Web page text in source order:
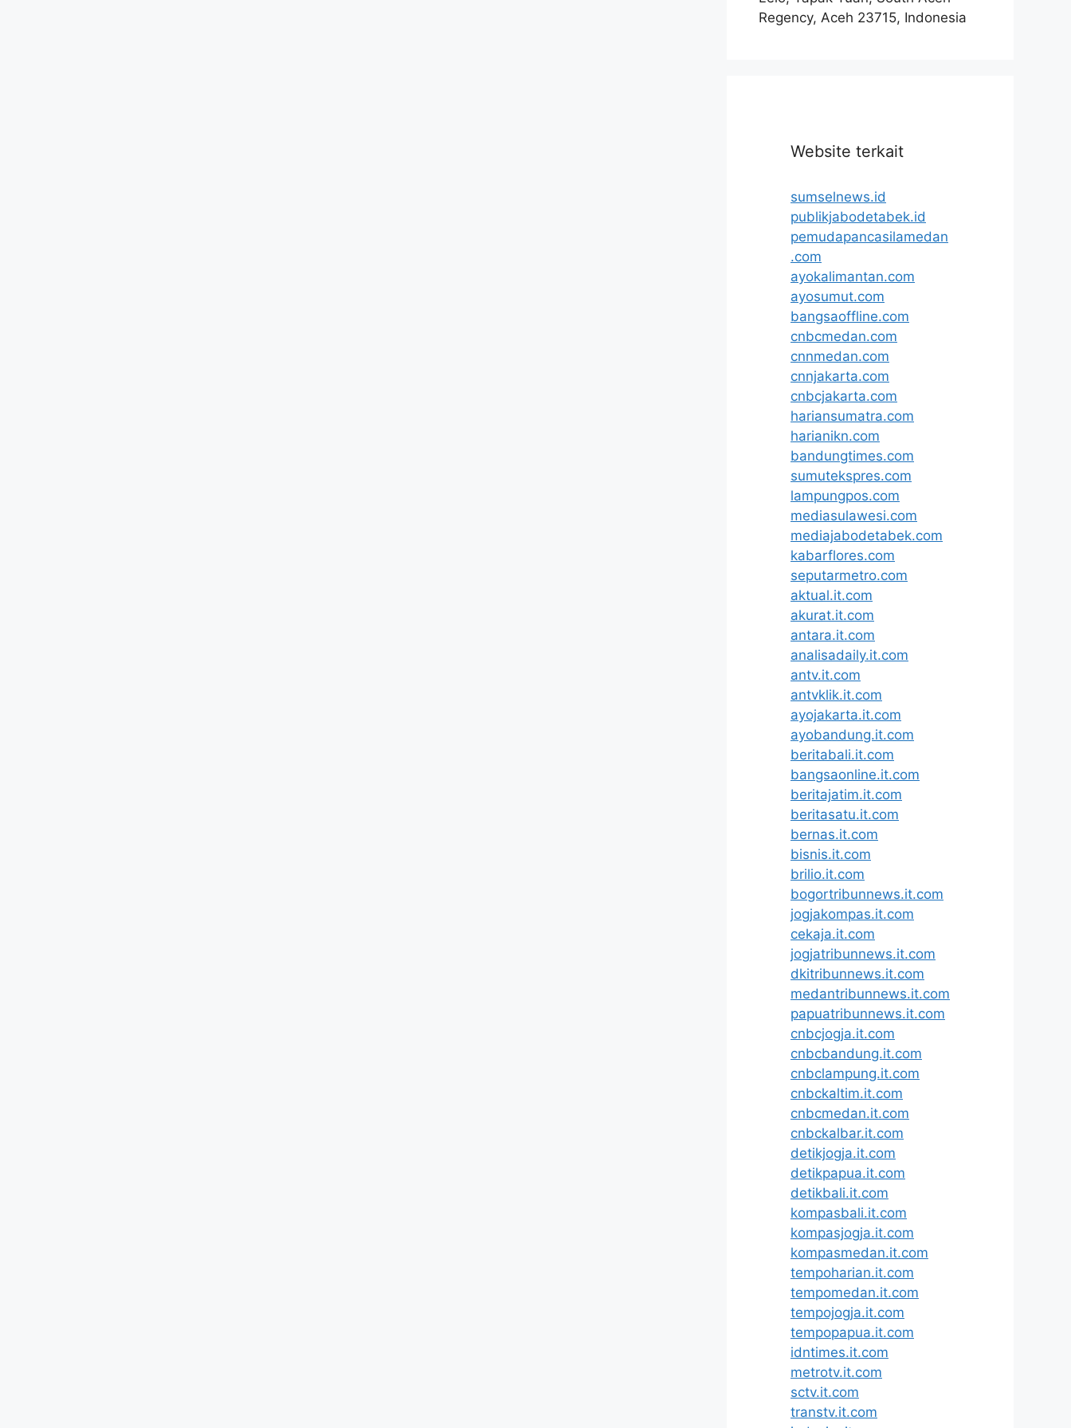
Regency, Aceh 23715, Indonesia
Website terkait
sumselnews.id
publikjabodetabek.id
pemudapancasilamedan
.com
ayokalimantan.com
ayosumut.com
bangsaoffline.com
cnbcmedan.com
cnnmedan.com
cnnjakarta.com
cnbcjakarta.com
hariansumatra.com
harianikn.com
bandungtimes.com
sumutekspres.com
lampungpos.com
mediasulawesi.com
mediajabodetabek.com
kabarflores.com
seputarmetro.com
aktual.it.com
akurat.it.com
antara.it.com
analisadaily.it.com
antv.it.com
antvklik.it.com
ayojakarta.it.com
ayobandung.it.com
beritabali.it.com
bangsaonline.it.com
beritajatim.it.com
beritasatu.it.com
bernas.it.com
bisnis.it.com
brilio.it.com
bogortribunnews.it.com
jogjakompas.it.com
cekaja.it.com
jogjatribunnews.it.com
dkitribunnews.it.com
medantribunnews.it.com
papuatribunnews.it.com
cnbcjogja.it.com
cnbcbandung.it.com
cnbclampung.it.com
cnbckaltim.it.com
cnbcmedan.it.com
cnbckalbar.it.com
detikjogja.it.com
detikpapua.it.com
detikbali.it.com
kompasbali.it.com
kompasjogja.it.com
kompasmedan.it.com
tempoharian.it.com
tempomedan.it.com
tempojogja.it.com
tempopapua.it.com
idntimes.it.com
metrotv.it.com
sctv.it.com
transtv.it.com